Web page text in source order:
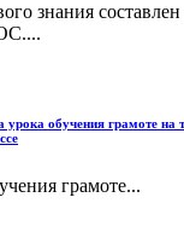
знания составлен
урока обучения грамоте
грамоте...